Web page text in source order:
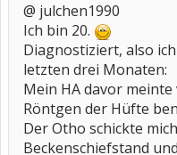
@ julchen1990
Ich bin 20.
Diagnostiziert, also
letzten drei Monaten:
Mein HA davor
Röntgen der Hüfte
Der Otho schickte
Beckenschiefstand